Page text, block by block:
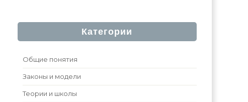
Категории
Общие понятия
Законы и модели
Теории и школы